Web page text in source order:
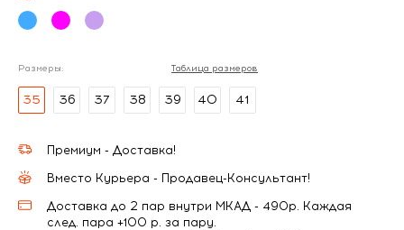
Размеры: Таблица размеров
35 36 37 38 39 40 41
Премиум - Доставка!
Вместо Курьера - Продавец-Консультант!
Доставка до 2 пар внутри МКАД - 490р. Каждая
след. пара +100 р. за пару.